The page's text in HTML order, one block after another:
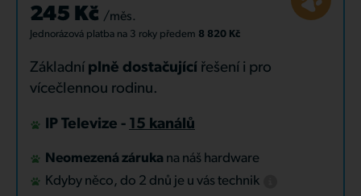
245 Kč /měs.
Jednorázová platba na 3 roky předem 8 820 Kč
Základní plně dostačující řešení i pro
vícečlennou rodinu.
IP Televize - 15 kanálů
Neomezená záruka na náš hardware
Kdyby něco, do 2 dnů je u vás technik